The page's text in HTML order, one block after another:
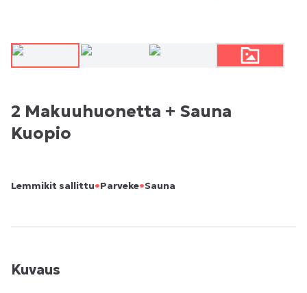
2 Makuuhuonetta + Sauna
Kuopio
Lemmikit sallittu•Parveke•Sauna
Kuvaus